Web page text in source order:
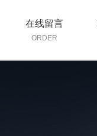
在线留言
ORDER